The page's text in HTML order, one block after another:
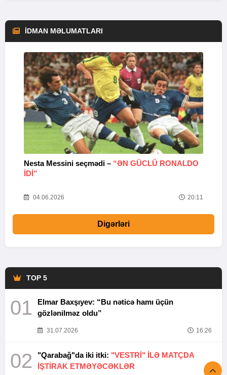
İDMAN MƏLUMATLARI
Nesta Messini seçmədi – “ƏN GÜCLÜ RONALDO
IDI”
04.06.2026 20:11
Digərləri
TOP 5
01
Elmar Baxşıyev: “Bu nəticə hamı üçün
gözlənilməz oldu”
31.07.2026 16:26
02 "Qarabağ"da iki itki: "VESTRİ" İLƏ MATÇDA
İŞTİRAK ETMƏYƏCƏKLƏR